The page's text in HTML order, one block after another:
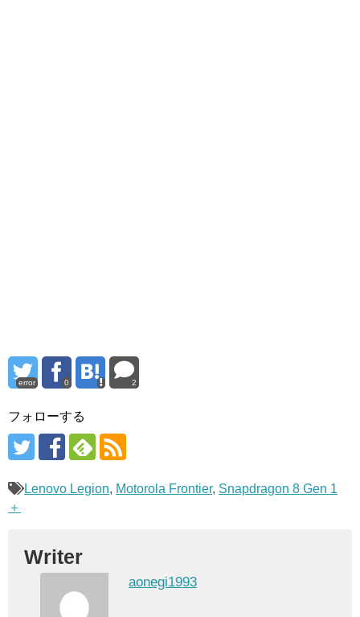
error 0 2
フォローする
Lenovo Legion, Motorola Frontier, Snapdragon 8 Gen 1
＋
Writer
aonegi1993